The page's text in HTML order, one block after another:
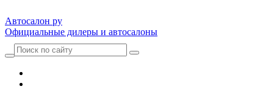
Автосалон ру
Официальные дилеры и автосалоны